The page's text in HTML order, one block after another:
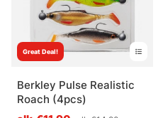
Great Deal!
Berkley Pulse Realistic
Roach (4pcs)